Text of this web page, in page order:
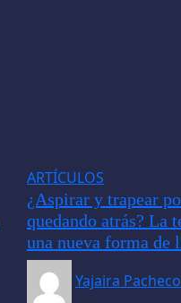
ARTÍCULOS
¿Aspirar y trapear
quedando atrás? La
una nueva forma de
Yajaira